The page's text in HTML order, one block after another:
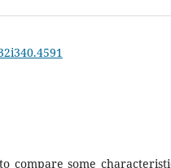
compare some